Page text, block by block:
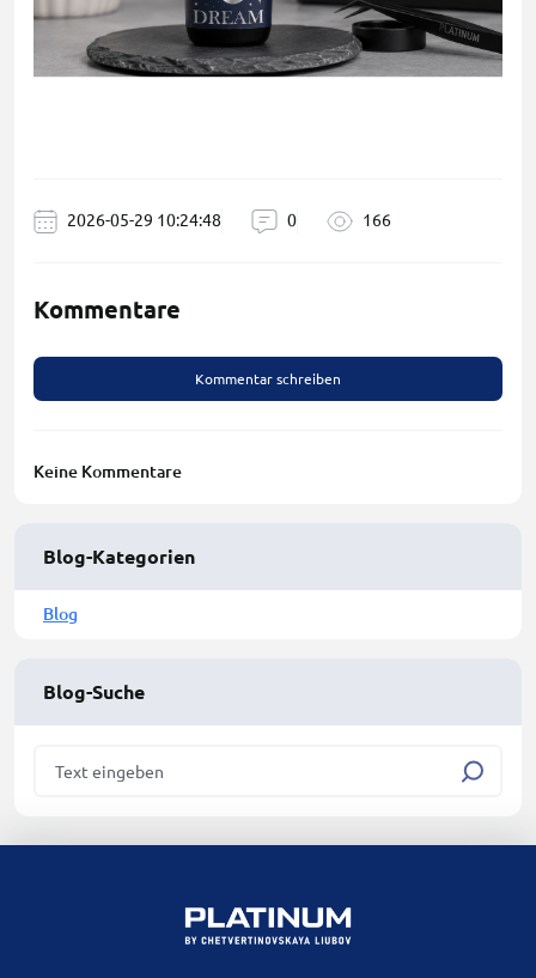
2026-05-29 10:24:48 0 166
Kommentare
Kommentar schreiben
Keine Kommentare
Blog-Kategorien
Blog
Blog-Suche